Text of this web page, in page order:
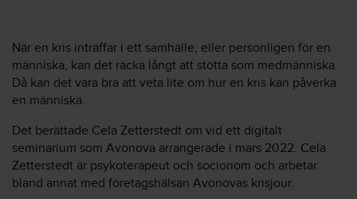
När en kris inträffar i ett samhälle, eller personligen för en
människa, kan det räcka långt att stötta som medmänniska.
Då kan det vara bra att veta lite om hur en kris kan påverka
en människa.
Det berättade Cela Zetterstedt om vid ett digitalt
seminarium som Avonova arrangerade i mars 2022. Cela
Zetterstedt är psykoterapeut och socionom och arbetar
bland annat med företagshälsan Avonovas krisjour.